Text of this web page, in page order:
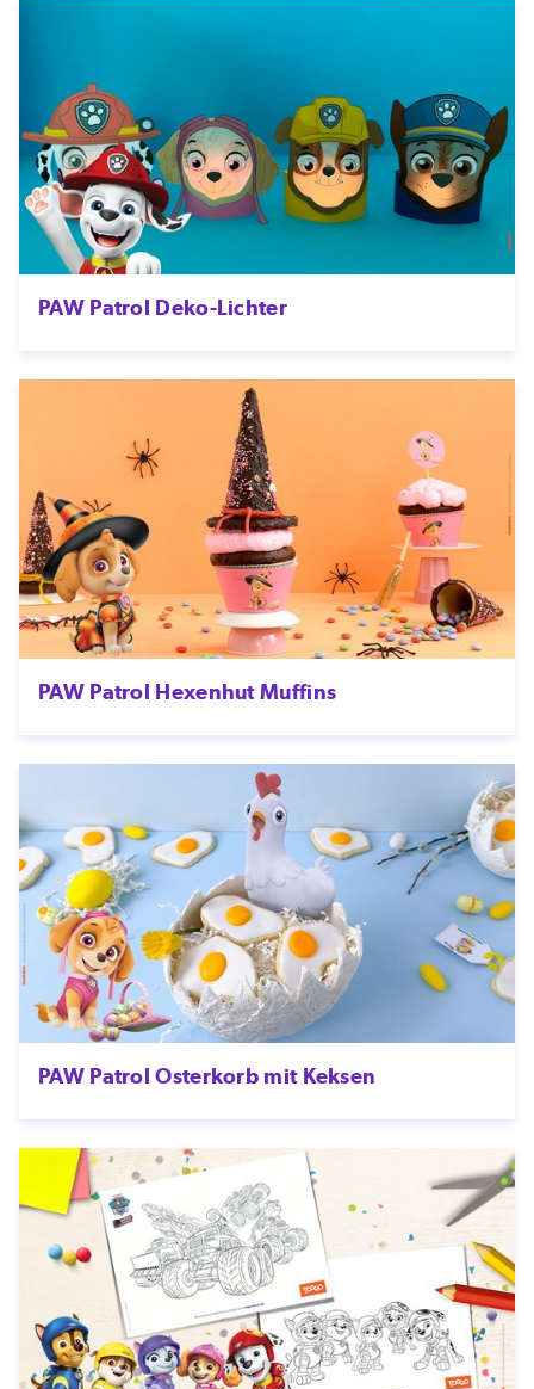
PAW Patrol Deko-Lichter
PAW Patrol Hexenhut Muffins
PAW Patrol Osterkorb mit Keksen